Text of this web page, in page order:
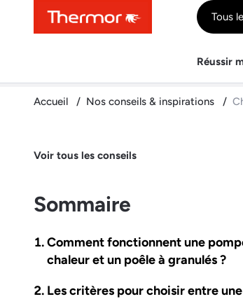
ContenuMenuRecherche Tous
Réussir
Accueil Nos conseils & inspirations
Voir tous les conseils
Sommaire
Comment fonctionnent une
chaleur et un poêle à granulés ?
Les critères pour choisir entre une